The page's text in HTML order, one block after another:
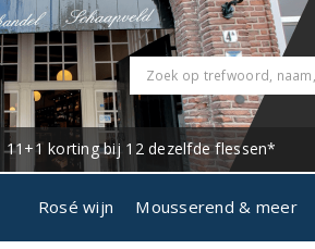
11+1 korting bij 12 dezelfde flessen*
Rosé wijn Mousserend & meer